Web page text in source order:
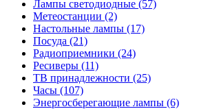
Лампы светодиодные (57)
Метеостанции (2)
Настольные лампы (17)
Посуда (21)
Радиоприемники (24)
Ресиверы (11)
ТВ принадлежности (25)
Часы (107)
Энергосберегающие лампы (6)